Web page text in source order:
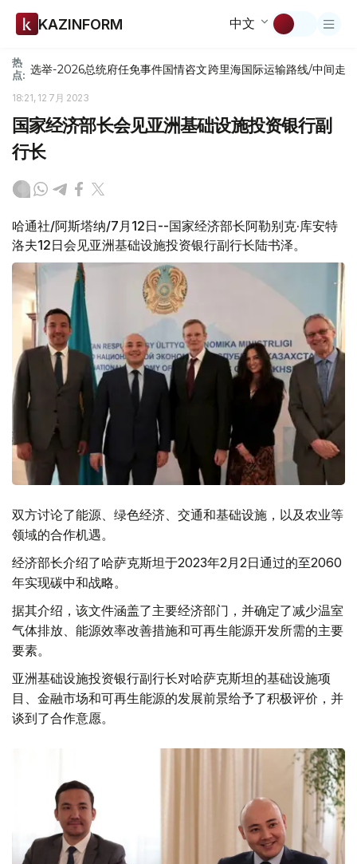
KAZINFORM 中文
热
点: 选举-2026总统府任免事件国情咨文跨里海国际运输路线/中间走廊
18:21, 12 7月 2023
国家经济部长会见亚洲基础设施投资银行副
行长
哈通社/阿斯塔纳/7月12日--国家经济部长阿勒别克·库安特
洛夫12日会见亚洲基础设施投资银行副行长陆书泽。
双方讨论了能源、绿色经济、交通和基础设施，以及农业等
领域的合作机遇。
经济部长介绍了哈萨克斯坦于2023年2月2日通过的至2060
年实现碳中和战略。
据其介绍，该文件涵盖了主要经济部门，并确定了减少温室
气体排放、能源效率改善措施和可再生能源开发所需的主要
要素。
亚洲基础设施投资银行副行长对哈萨克斯坦的基础设施项
目、金融市场和可再生能源的发展前景给予了积极评价，并
谈到了合作意愿。